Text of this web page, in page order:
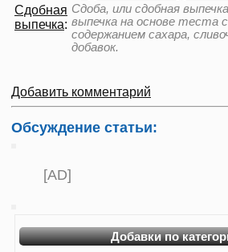
Сдобная
выпечка:
Сдоба, или сдобная
выпечка на основе теста
содержанием сахара,
добавок.
Добавить комментарий
Обсуждение статьи:
[AD]
Добавки по